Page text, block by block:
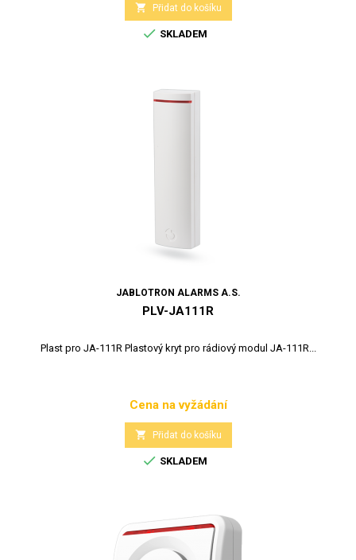
 Přidat do košíku
 SKLADEM
JABLOTRON ALARMS A.S.
PLV-JA111R
Plast pro JA-111R Plastový kryt pro rádiový modul JA-111R...
Cena
Cena na vyžádání
 Přidat do košíku
 SKLADEM